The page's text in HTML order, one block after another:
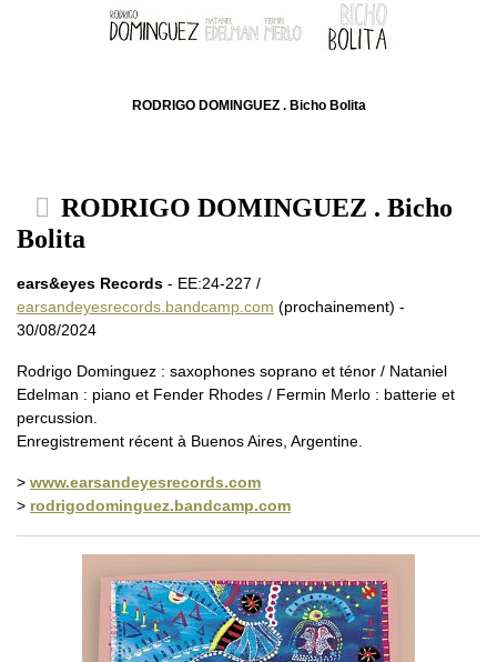
RODRIGO DOMINGUEZ . Bicho Bolita
RODRIGO DOMINGUEZ . Bicho
Bolita
ears&eyes Records - EE:24-227 /
earsandeyesrecords.bandcamp.com (prochainement) -
30/08/2024
Rodrigo Dominguez : saxophones soprano et ténor / Nataniel
Edelman : piano et Fender Rhodes / Fermin Merlo : batterie et
percussion.
Enregistrement récent à Buenos Aires, Argentine.
> www.earsandeyesrecords.com
> rodrigodominguez.bandcamp.com